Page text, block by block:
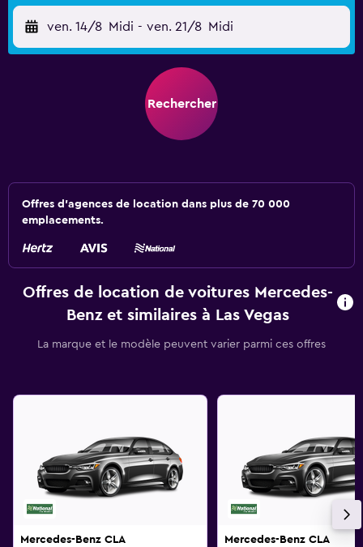
ven. 14/8 Midi - ven. 21/8 Midi
Rechercher
Offres d’agences de location dans plus de 70 000
emplacements.
Offres de location de voitures Mercedes-
Benz et similaires à Las Vegas
La marque et le modèle peuvent varier parmi ces offres
Mercedes-Benz CLA Mercedes-Benz CLA